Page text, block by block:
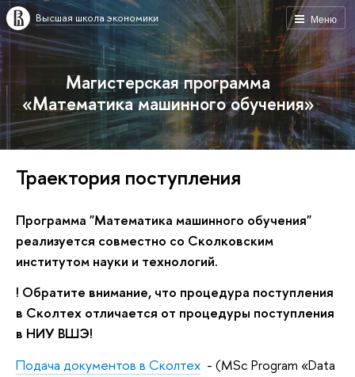
Меню
Высшая школа экономики
Магистерская программа
«Математика машинного обучения»
Траектория поступления
Программа "Математика машинного обучения"
реализуется совместно со Сколковским
институтом науки и технологий.
! Обратите внимание, что процедура поступления
в Сколтех отличается от процедуры поступления
в НИУ ВШЭ!
Подача документов в Сколтех - (MSc Program «Data